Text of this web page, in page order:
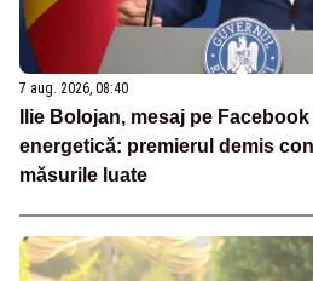
7 aug. 2026, 08:40
Ilie Bolojan, mesaj pe
energetică: premierul demis
măsurile luate